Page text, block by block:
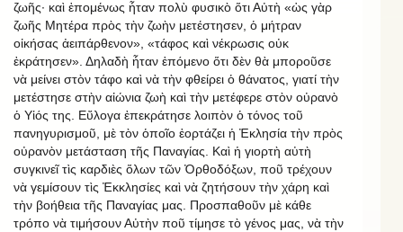
ζωῆς· καὶ ἑπομένως ἦταν πολὺ φυσικὸ ὅτι Αὐτὴ «ὡς γὰρ
ζωῆς Μητέρα πρὸς τὴν ζωὴν μετέστησεν, ὁ μήτραν
οἰκήσας ἀειπάρθενον», «τάφος καὶ νέκρωσις οὐκ
ἐκράτησεν». Δηλαδὴ ἦταν ἑπόμενο ὅτι δὲν θὰ μποροῦσε
νὰ μείνει στὸν τάφο καὶ νὰ τὴν φθείρει ὁ θάνατος, γιατί τὴν
μετέστησε στὴν αἰώνια ζωὴ καὶ τὴν μετέφερε στὸν οὐρανὸ
ὁ Υἱός της. Εὔλογα ἐπεκράτησε λοιπὸν ὁ τόνος τοῦ
πανηγυρισμοῦ, μὲ τὸν ὁποῖο ἑορτάζει ἡ Ἐκλησία τὴν πρὸς
οὐρανὸν μετάσταση τῆς Παναγίας. Καὶ ἡ γιορτὴ αὐτὴ
συγκινεῖ τὶς καρδιὲς ὅλων τῶν Ὀρθοδόξων, ποῦ τρέχουν
νὰ γεμίσουν τὶς Ἐκκλησίες καὶ νὰ ζητήσουν τὴν χάρη καὶ
τὴν βοήθεια τῆς Παναγίας μας. Προσπαθοῦν μὲ κάθε
τρόπο νὰ τιμήσουν Αὐτὴν ποῦ τίμησε τὸ γένος μας, νὰ τὴν